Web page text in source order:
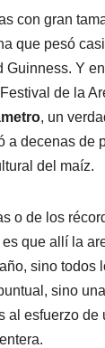
con gran
que pesó casi
Guinness. Y
de la
, un
a decenas de
del maíz.
o de los
que allí la
sino todos
sino
al esfuerzo de